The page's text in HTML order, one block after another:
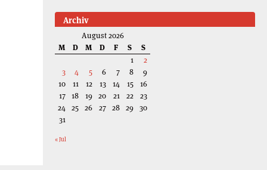
Archiv
August 2026
M
D M D F S
S
1
2
3
4 5 6 7 8
9
10
11 12 13 14 15
16
17 18 19 20 21 22
23
24 25 26 27 28 29 30
31
« Jul